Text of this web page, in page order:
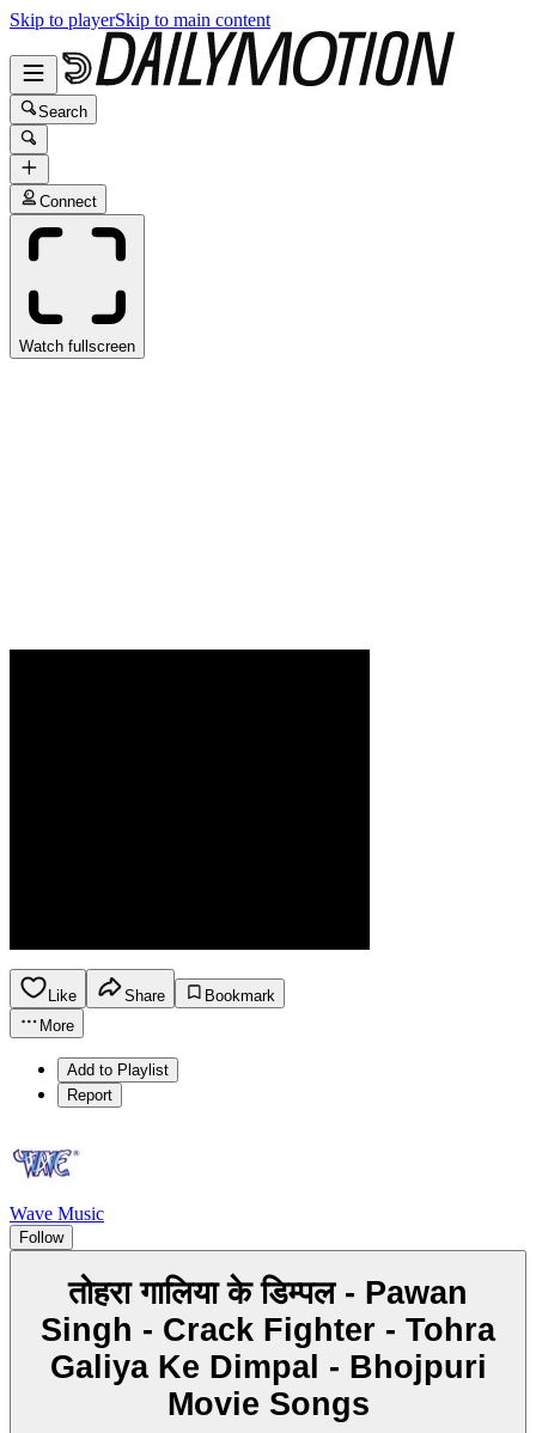
Skip to playerSkip to main content
Search
Connect
Watch fullscreen
Like Share
Bookmark
More
Add to Playlist
Report
Wave Music
Follow
तोहरा गालिया के डिम्पल - Pawan
Singh - Crack Fighter - Tohra
Galiya Ke Dimpal - Bhojpuri
Movie Songs